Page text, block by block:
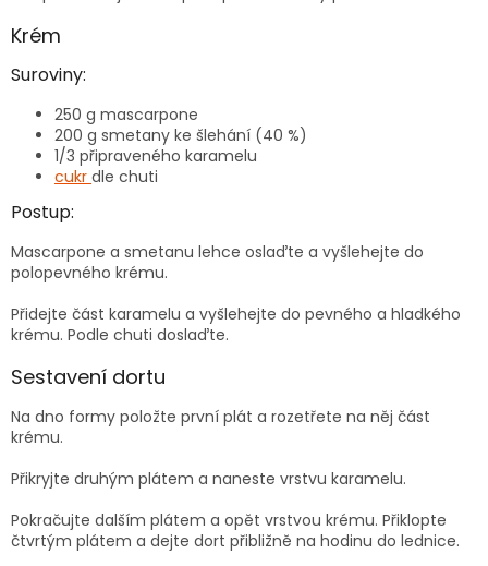
Krém
Suroviny:
250 g mascarpone
200 g smetany ke šlehání (40 %)
1/3 připraveného karamelu
cukr dle chuti
Postup:
Mascarpone a smetanu lehce oslaďte a vyšlehejte do
polopevného krému.
Přidejte část karamelu a vyšlehejte do pevného a hladkého
krému. Podle chuti doslaďte.
Sestavení dortu
Na dno formy položte první plát a rozetřete na něj část
krému.
Přikryjte druhým plátem a naneste vrstvu karamelu.
Pokračujte dalším plátem a opět vrstvou krému. Přiklopte
čtvrtým plátem a dejte dort přibližně na hodinu do lednice.